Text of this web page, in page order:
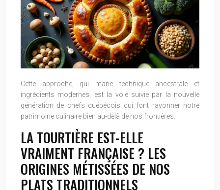
Cette approche, qui marie technique ancestrale et
ingrédients modernes, est la voie suivie par la nouvelle
génération de chefs québécois qui font rayonner notre
patrimoine culinaire bien au-delà de nos frontières.
LA TOURTIÈRE EST-ELLE
VRAIMENT FRANÇAISE ? LES
ORIGINES MÉTISSÉES DE NOS
PLATS TRADITIONNELS